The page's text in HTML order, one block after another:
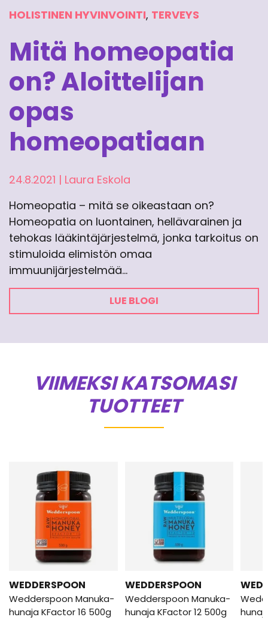
HOLISTINEN HYVINVOINTI, TERVEYS
Mitä homeopatia
on? Aloittelijan
opas
homeopatiaan
24.8.2021 | Laura Eskola
Homeopatia – mitä se oikeastaan on?
Homeopatia on luontainen, hellävarainen ja
tehokas lääkintäjärjestelmä, jonka tarkoitus on
stimuloida elimistön omaa
immuunijärjestelmää…
LUE BLOGI
VIIMEKSI KATSOMASI
TUOTTEET
WEDDERSPOON
Wedderspoon Manuka-
hunaja KFactor 16 500g
WEDDERSPOON
Wedderspoon Manuka-
hunaja KFactor 12 500g